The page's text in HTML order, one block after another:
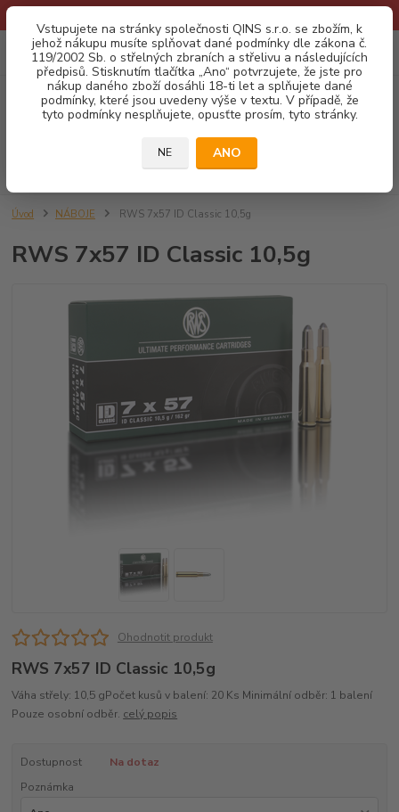
Vstupujete na stránky společnosti QINS s.r.o. se zbožím, k
jehož nákupu musíte splňovat dané podmínky dle zákona č.
119/2002 Sb. o střelných zbraních a střelivu a následujících
předpisů. Stisknutím tlačítka „Ano“ potvrzujete, že jste pro
nákup daného zboží dosáhli 18-ti let a splňujete dané
podmínky, které jsou uvedeny výše v textu. V případě, že
tyto podmínky nesplňujete, opusťte prosím, tyto stránky.
NE ANO
Menu
CZK 0
za0,00 Kč
Úvod NÁBOJE RWS 7x57 ID Classic 10,5g
RWS 7x57 ID Classic 10,5g
Ohodnotit produkt
RWS 7x57 ID Classic 10,5g
Váha střely: 10,5 gPočet kusů v balení: 20 Ks Minimální odběr: 1 balení
Pouze osobní odběr. celý popis
Dostupnost
Na dotaz
Poznámka